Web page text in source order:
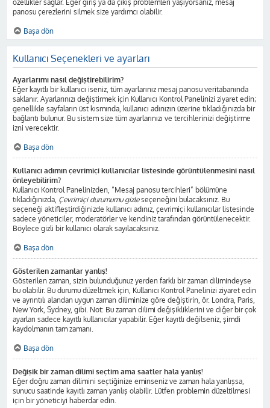
özellikler sağlar. Eğer giriş ya da çıkış problemleri yaşıyorsanız, mesaj
panosu çerezlerini silmek size yardımcı olabilir.
Başa dön
Kullanıcı Seçenekleri ve ayarları
Ayarlarımı nasıl değiştirebilirim?
Eğer kayıtlı bir kullanıcı iseniz, tüm ayarlarınız mesaj panosu veritabanında
saklanır. Ayarlarınızı değiştirmek için Kullanıcı Kontrol Panelinizi ziyaret edin;
genellikle sayfaların üst kısmında, kullanıcı adınızın üzerine tıkladığınızda bir
bağlantı bulunur. Bu sistem size tüm ayarlarınızı ve tercihlerinizi değiştirme
izni verecektir.
Başa dön
Kullanıcı adımın çevrimiçi kullanıcılar listesinde görüntülenmesini nasıl
önleyebilirim?
Kullanıcı Kontrol Panelinizden, “Mesaj panosu tercihleri” bölümüne
tıkladığınızda, Çevrimiçi durumumu gizleseçeneğini bulacaksınız. Bu
seçeneği aktifleştirdiğinizde kullanıcı adınız, çevrimiçi kullanıcılar listesinde
sadece yöneticiler, moderatörler ve kendiniz tarafından görüntülenecektir.
Böylece gizli bir kullanıcı olarak sayılacaksınız.
Başa dön
Gösterilen zamanlar yanlış!
Gösterilen zaman, sizin bulunduğunuz yerden farklı bir zaman dilimindeyse
bu olabilir. Bu durumu düzeltmek için, Kullanıcı Kontrol Panelinizi ziyaret edin
ve ayrıntılı alandan uygun zaman diliminize göre değiştirin, ör. Londra, Paris,
New York, Sydney, gibi. Not: Bu zaman dilimi değişikliklerini ve diğer bir çok
ayarları sadece kayıtlı kullanıcılar yapabilir. Eğer kayıtlı değilseniz, şimdi
kaydolmanın tam zamanı.
Başa dön
Değişik bir zaman dilimi seçtim ama saatler hala yanlış!
Eğer doğru zaman dilimini seçtiğinize eminseniz ve zaman hala yanlışsa,
sunucu saatinde kayıtlı zaman yanlış olabilir. Lütfen problemin düzeltilmesi
için bir yöneticiyi haberdar edin.